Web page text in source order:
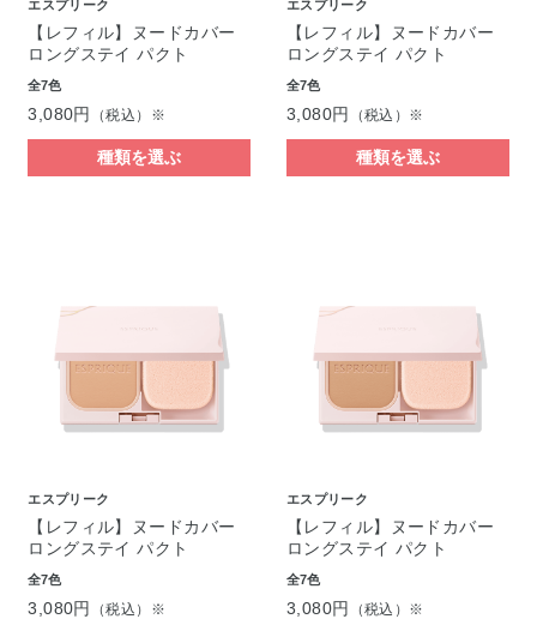
エスプリーク
【レフィル】ヌードカバー
ロングステイ パクト
全7色
3,080円 （税込）※
種類を選ぶ
エスプリーク
【レフィル】ヌードカバー
ロングステイ パクト
全7色
3,080円 （税込）※
種類を選ぶ
エスプリーク
【レフィル】ヌードカバー
ロングステイ パクト
全7色
3,080円 （税込）※
エスプリーク
【レフィル】ヌードカバー
ロングステイ パクト
全7色
3,080円 （税込）※